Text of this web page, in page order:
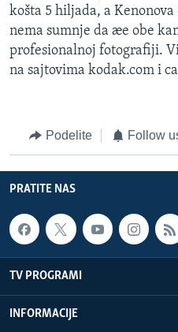
košta 5 hiljada, a
nema sumnje da æe obe
profesionalnoj fotografiji.
na sajtovima kodak.com i
Podelite Follow
PRATITE NAS
TV PROGRAMI
INFORMACIJE